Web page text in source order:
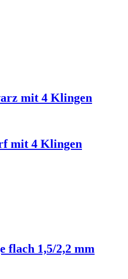
mit 4 Klingen
mit 4 Klingen
flach 1,5/2,2 mm